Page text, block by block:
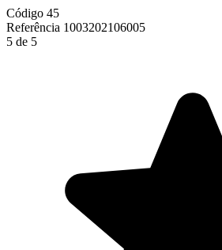
Código 45
Referência 1003202106005
5 de 5